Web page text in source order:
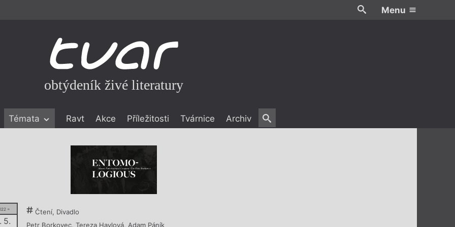
Menu
obtýdeník živé literatury
Témata Ravt Akce Příležitosti Tvárnice Archiv
=
5.
Čtení, Divadlo
Petr Borkovec, Tereza Havlová, Adam Páník